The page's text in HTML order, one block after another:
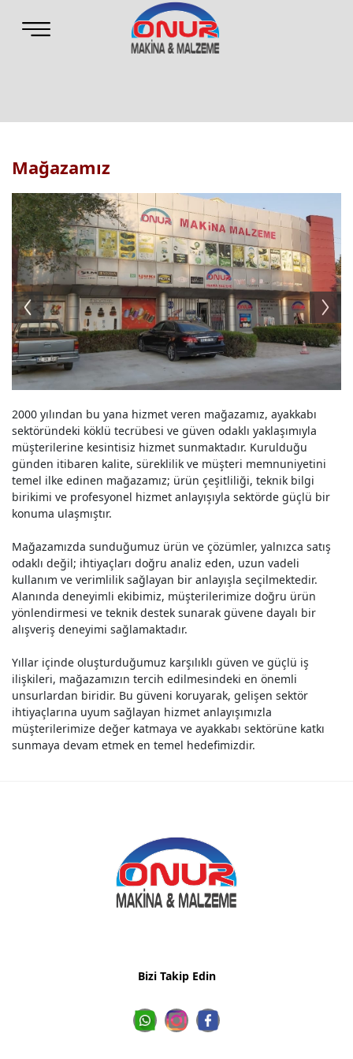
Mağazamız
2000 yılından bu yana hizmet veren mağazamız, ayakkabı
sektöründeki köklü tecrübesi ve güven odaklı yaklaşımıyla
müşterilerine kesintisiz hizmet sunmaktadır. Kurulduğu
günden itibaren kalite, süreklilik ve müşteri memnuniyetini
temel ilke edinen mağazamız; ürün çeşitliliği, teknik bilgi
birikimi ve profesyonel hizmet anlayışıyla sektörde güçlü bir
konuma ulaşmıştır.
Mağazamızda sunduğumuz ürün ve çözümler, yalnızca satış
odaklı değil; ihtiyaçları doğru analiz eden, uzun vadeli
kullanım ve verimlilik sağlayan bir anlayışla seçilmektedir.
Alanında deneyimli ekibimiz, müşterilerimize doğru ürün
yönlendirmesi ve teknik destek sunarak güvene dayalı bir
alışveriş deneyimi sağlamaktadır.
Yıllar içinde oluşturduğumuz karşılıklı güven ve güçlü iş
ilişkileri, mağazamızın tercih edilmesindeki en önemli
unsurlardan biridir. Bu güveni koruyarak, gelişen sektör
ihtiyaçlarına uyum sağlayan hizmet anlayışımızla
müşterilerimize değer katmaya ve ayakkabı sektörüne katkı
sunmaya devam etmek en temel hedefimizdir.
Bizi Takip Edin